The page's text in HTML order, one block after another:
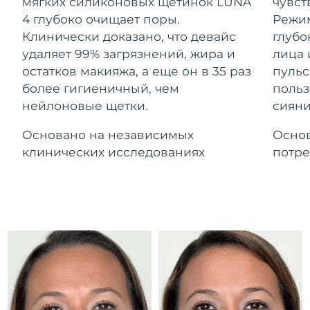
4 глубоко очищает поры.
Клинически доказано, что девайс
удаляет 99% загрязнений, жира и
остатков макияжа, а еще он в 35 раз
более гигиеничный, чем
нейлоновые щетки.
Основано на независимых
клинических исследованиях
лица
For healthy hair
Косметика Для мужчин
Купить
Гибралтар
Ожидаемая дата доставки
8/16/26
Греция
Ожидаемая дата доставки
Гонконг (САР)
Ожидаемая дата доставки
8/13/26
Венгрия
Ожидаемая дата доставки
8/10/26
Ирландия
Ожидаемая дата доставки
8/12/26
о-в Мэн
Ожидаемая дата доставки